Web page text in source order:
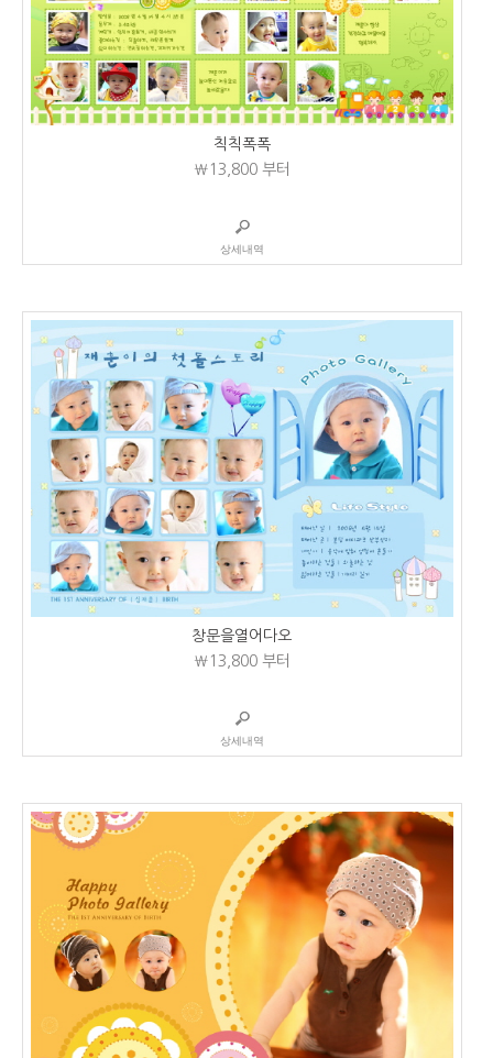
칙칙폭폭
₩13,800부터
상세내역
창문을열어다오
₩13,800부터
상세내역